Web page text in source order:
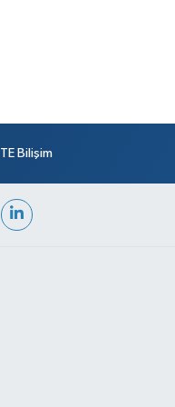
TE Bilişim